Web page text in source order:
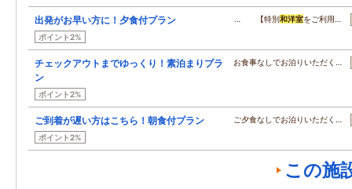
出発がお早い方に！夕食付プラン
ポイント2%
… 【特別和洋室をご利用…
チェックアウトまでゆっくり！素泊まりプラ
ン
ポイント2%
お食事なしでお泊りいただく…
ご到着が遅い方はこちら！朝食付プラン
ポイント2%
ご夕食なしでお泊りいただく…
この施